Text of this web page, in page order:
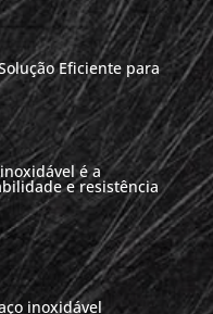
Eficiente para
é a
e resistência
inoxidável